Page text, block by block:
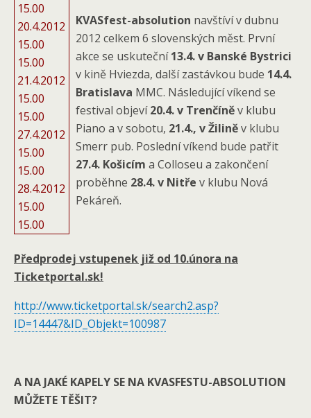
15.00
20.4.2012
15.00
15.00
21.4.2012
15.00
15.00
27.4.2012
15.00
15.00
28.4.2012
15.00
15.00
KVASfest-absolution navštíví v dubnu
2012 celkem 6 slovenských měst. První
akce se uskuteční13.4. v Banské Bystrici
v kině Hviezda, další zastávkou bude 14.4.
Bratislava MMC. Následující víkend se
festival objeví20.4. v Trenčíněv klubu
Piano a v sobotu, 21.4., v Žiliněv klubu
Smerr pub. Poslední víkend bude patřit
27.4. Košicím a Colloseu a zakončení
proběhne 28.4. v Nitře v klubu Nová
Pekáreň.
Předprodej vstupenek již od 10.února na
Ticketportal.sk!
http://www.ticketportal.sk/search2.asp?
ID=14447&ID_Objekt=100987
A NA JAKÉ KAPELY SE NA KVASFESTU-ABSOLUTION
MŮŽETE TĚŠIT?